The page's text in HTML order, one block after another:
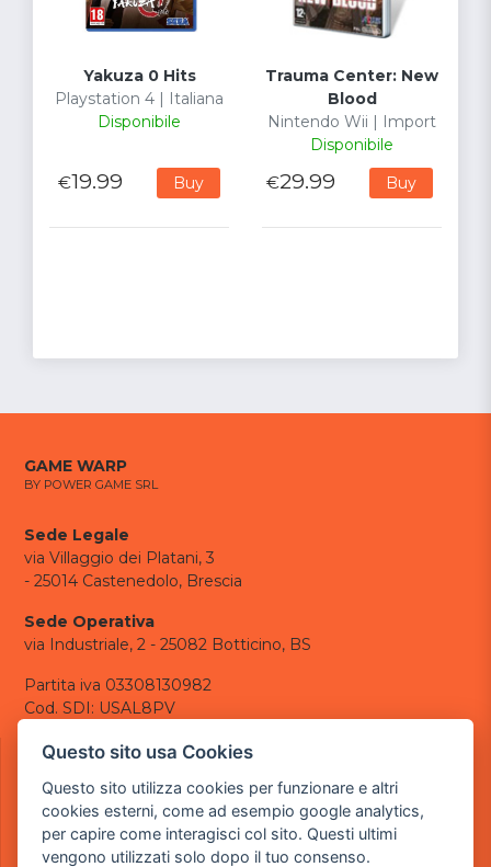
Yakuza 0 Hits
Playstation 4 | Italiana
Disponibile
€19.99 Buy
Trauma Center: New
Blood
Nintendo Wii | Import
Disponibile
€29.99 Buy
GAME WARP
BY POWER GAME SRL
Sede Legale
via Villaggio dei Platani, 3
- 25014 Castenedolo, Brescia
Sede Operativa
via Industriale, 2 - 25082 Botticino, BS
Partita iva 03308130982
Cod. SDI: USAL8PV
CONTATTI
tel.: +39 030 376 2377
tel.: +39 030 336 6259
pec:powergamesrl@legalmail.it
Questo sito usa Cookies
Questo sito utilizza cookies per funzionare e altri
cookies esterni, come ad esempio google analytics,
per capire come interagisci col sito. Questi ultimi
vengono utilizzati solo dopo il tuo consenso.